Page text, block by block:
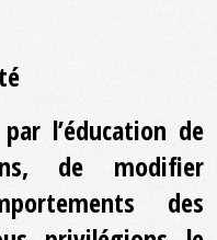
l’éducation de
de modifier
des